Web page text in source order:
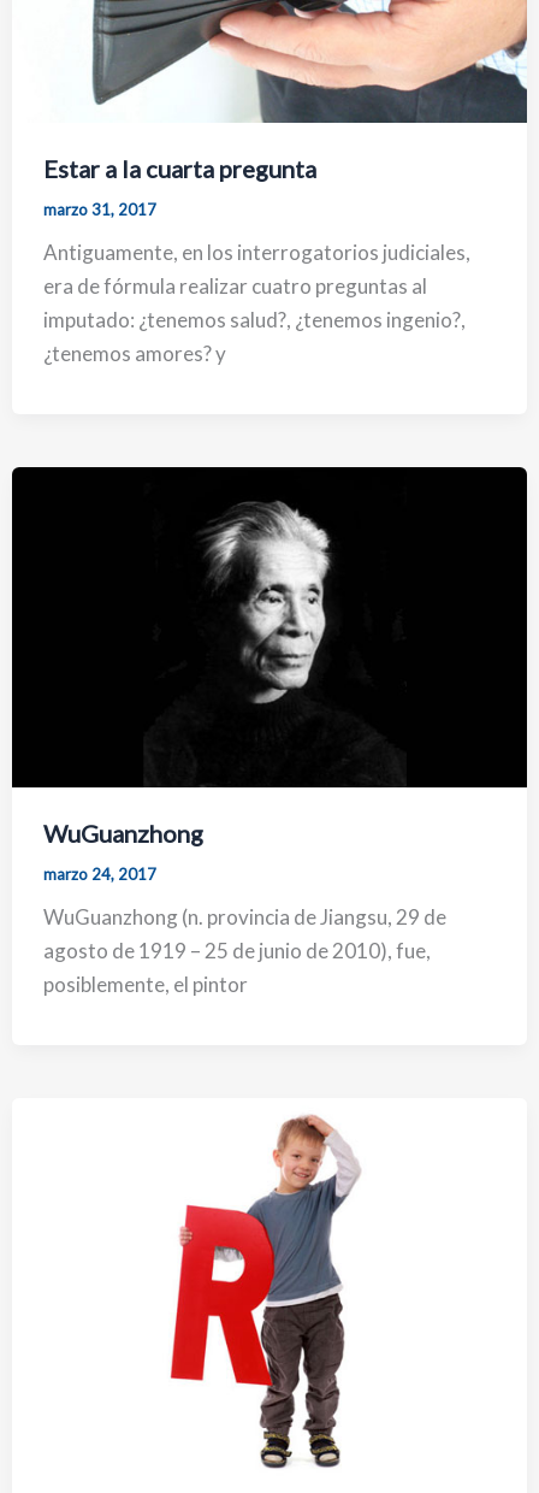
Estar a la cuarta pregunta
marzo 31, 2017
Antiguamente, en los interrogatorios judiciales,
era de fórmula realizar cuatro preguntas al
imputado: ¿tenemos salud?, ¿tenemos ingenio?,
¿tenemos amores? y
WuGuanzhong
marzo 24, 2017
WuGuanzhong (n. provincia de Jiangsu, 29 de
agosto de 1919 – 25 de junio de 2010), fue,
posiblemente, el pintor